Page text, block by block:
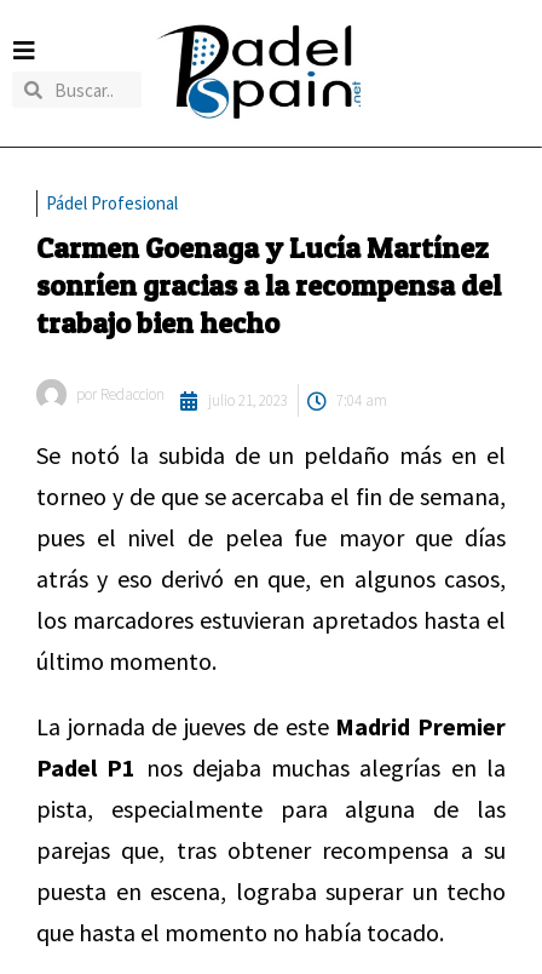
Pádel Profesional
Carmen Goenaga y Lucía Martínez
sonríen gracias a la recompensa del
trabajo bien hecho
por Redaccion julio 21, 2023 7:04 am
Se notó la subida de un peldaño más en el
torneo y de que se acercaba el fin de semana,
pues el nivel de pelea fue mayor que días
atrás y eso derivó en que, en algunos casos,
los marcadores estuvieran apretados hasta el
último momento.
La jornada de jueves de este Madrid Premier
Padel P1 nos dejaba muchas alegrías en la
pista, especialmente para alguna de las
parejas que, tras obtener recompensa a su
puesta en escena, lograba superar un techo
que hasta el momento no había tocado.